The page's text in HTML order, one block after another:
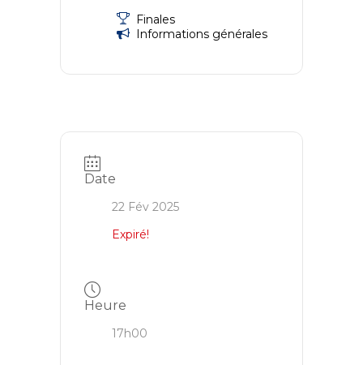
Finales
Informations générales
Date
22 Fév 2025
Expiré!
Heure
17h00